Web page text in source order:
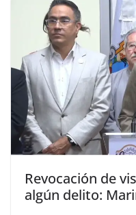
Revocación de
algún delito: